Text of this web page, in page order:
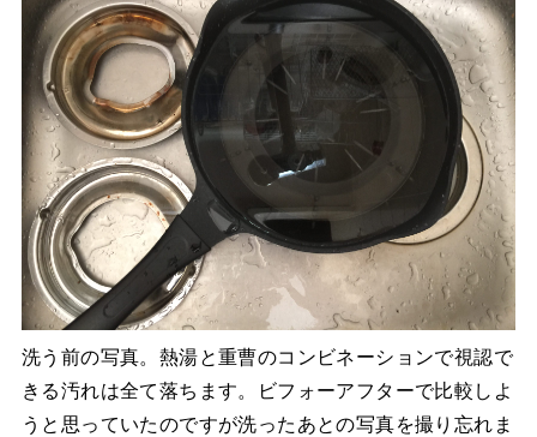
洗う前の写真。熱湯と重曹のコンビネーションで視認で
きる汚れは全て落ちます。ビフォーアフターで比較しよ
うと思っていたのですが洗ったあとの写真を撮り忘れま